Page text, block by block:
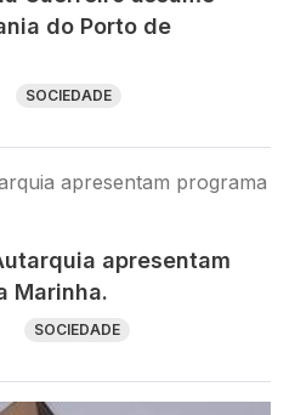
do Porto de
SOCIEDADE
apresentam
Marinha.
SOCIEDADE